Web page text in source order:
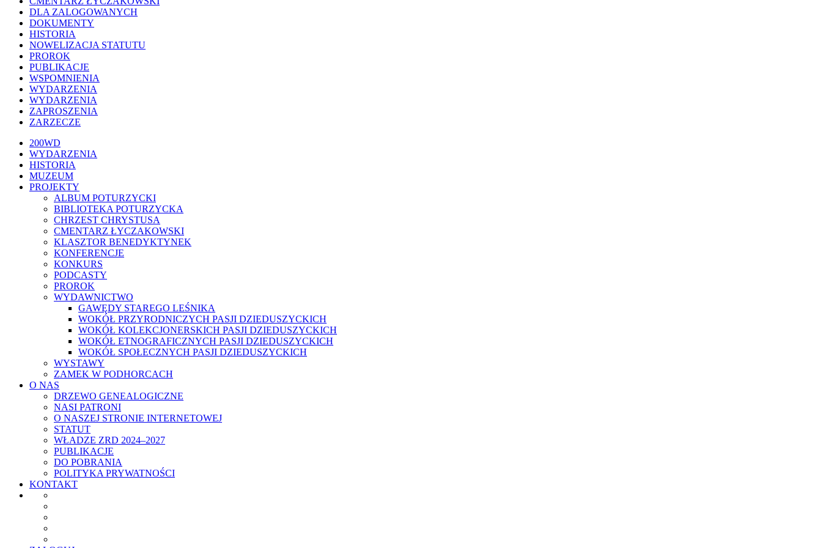
DLA ZALOGOWANYCH
DOKUMENTY
HISTORIA
NOWELIZACJA STATUTU
PROROK
PUBLIKACJE
WSPOMNIENIA
WYDARZENIA
WYDARZENIA
ZAPROSZENIA
ZARZECZE
Close
Menu
200WD
WYDARZENIA
HISTORIA
MUZEUM
PROJEKTY
ALBUM POTURZYCKI
BIBLIOTEKA POTURZYCKA
CHRZEST CHRYSTUSA
CMENTARZ ŁYCZAKOWSKI
KLASZTOR BENEDYKTYNEK
KONFERENCJE
KONKURS
PODCASTY
PROROK
WYDAWNICTWO
GAWĘDY STAREGO LEŚNIKA
WOKÓŁ PRZYRODNICZYCH PASJI DZIEDUSZYCKICH
WOKÓŁ KOLEKCJONERSKICH PASJI DZIEDUSZYCKICH
WOKÓŁ ETNOGRAFICZNYCH PASJI DZIEDUSZYCKICH
WOKÓŁ SPOŁECZNYCH PASJI DZIEDUSZYCKICH
WYSTAWY
ZAMEK W PODHORCACH
O NAS
DRZEWO GENEALOGICZNE
NASI PATRONI
O NASZEJ STRONIE INTERNETOWEJ
STATUT
WŁADZE ZRD 2024–2027
PUBLIKACJE
DO POBRANIA
POLITYKA PRYWATNOŚCI
KONTAKT